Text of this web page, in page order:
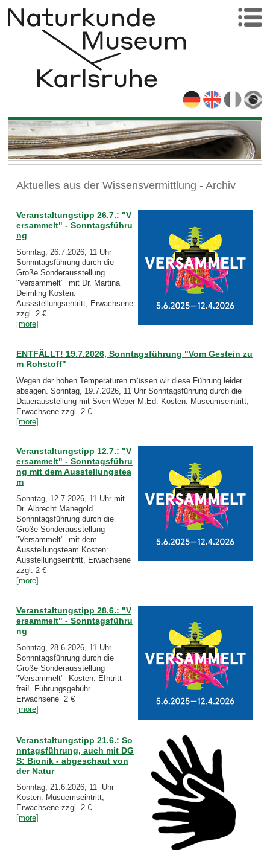
Aktuelles aus der Wissensvermittlung - Archiv
Veranstaltungstipp 26.7.: "V
ersammelt" - Sonntagsführu
ng
Sonntag, 26.7.2026, 11 Uhr
Sonnntagsführung durch die
Große Sonderausstellung
"Versammelt" mit Dr. Martina
Deimling Kosten:
Aussstellungsentritt, Erwachsene
zzgl. 2 €
[more]
ENTFÄLLT! 19.7.2026, Sonntagsführung "Vom Gestein zu
m Rohstoff"
Wegen der hohen Temperaturen müssen wir diese Führung leider
absagen. Sonntag, 19.7.2026, 11 Uhr Sonntagsführung durch die
Dauerausstellung mit Sven Weber M.Ed. Kosten: Museumseintritt,
Erwachsene zzgl. 2 €
[more]
Veranstaltungstipp 12.7.: "V
ersammelt" - Sonntagsführu
ng mit dem Ausstellungstea
m
Sonntag, 12.7.2026, 11 Uhr mit
Dr. Albrecht Manegold
Sonnntagsführung durch die
Große Sonderausstellung
"Versammelt" mit dem
Ausstellungsteam Kosten:
Ausstellungseintritt, Erwachsene
zzgl. 2 €
[more]
Veranstaltungstipp 28.6.: "V
ersammelt" - Sonntagsführu
ng
Sonntag, 28.6.2026, 11 Uhr
Sonnntagsführung durch die
Große Sonderausstellung
"Versammelt" Kosten: EIntritt
frei! Führungsgebühr
Erwachsene 2 €
[more]
Veranstaltungstipp 21.6.: So
nntagsführung, auch mit DG
S: Bionik - abgeschaut von
der Natur
Sonntag, 21.6.2026, 11 Uhr
Kosten: Musuemseintritt,
Erwachsene zzgl. 2 €
[more]